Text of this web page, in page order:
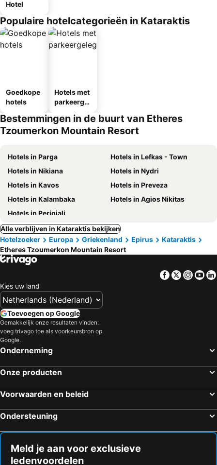
Hotel
Populaire hotelcategorieën in Kataraktis
Goedkope
hotels
Hotels met
parkeergel
Bestemmingen in de buurt van Etheres
Tzoumerkon Mountain Resort
Hotels in Parga
Hotels in Lefkas - Town
Hotels in Nikiana
Hotels in Nydri
Hotels in Kavos
Hotels in Preveza
Hotels in Kalambaka
Hotels in Agios Nikitas
Hotels in Perigiali
Alle verblijven in Kataraktis bekijken
Hotelzoeker
Europa Griekenland Epirus
Kataraktis
Etheres Tzoumerkon Mountain Resort
Facebook
Twitter
Kies uw land
Toevoegen op Google
Gemakkelijk onze resultaten vinden:
voeg trivago toe als voorkeursbron op
Google.
Onderneming
Onze producten
Voorwaarden en beleid
Ondersteuning
Meld je aan voor exclusieve
ledenvoordelen